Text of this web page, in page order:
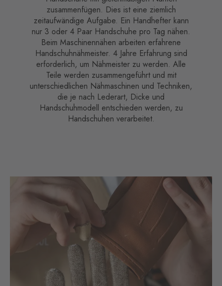
zusammenfügen. Dies ist eine ziemlich
zeitaufwändige Aufgabe. Ein Handhefter kann
nur 3 oder 4 Paar Handschuhe pro Tag nähen.
Beim Maschinennähen arbeiten erfahrene
Handschuhnähmeister. 4 Jahre Erfahrung sind
erforderlich, um Nähmeister zu werden. Alle
Teile werden zusammengeführt und mit
unterschiedlichen Nähmaschinen und Techniken,
die je nach Lederart, Dicke und
Handschuhmodell entschieden werden, zu
Handschuhen verarbeitet.